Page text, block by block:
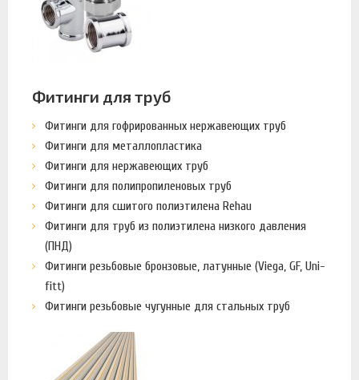
Фитинги для труб
Фитинги для гофрированных нержавеющих труб
Фитинги для металлопластика
Фитинги для нержавеющих труб
Фитинги для полипропиленовых труб
Фитинги для сшитого полиэтилена Rehau
Фитинги для труб из полиэтилена низкого давления
(ПНД)
Фитинги резьбовые бронзовые, латунные (Viega, GF, Uni-
fitt)
Фитинги резьбовые чугунные для стальных труб